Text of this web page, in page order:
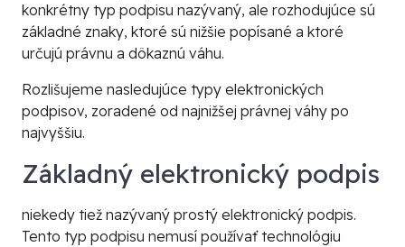
konkrétny typ podpisu nazývaný, ale rozhodujúce sú
základné znaky, ktoré sú nižšie popísané a ktoré
určujú právnu a dôkaznú váhu.
Rozlišujeme nasledujúce typy elektronických
podpisov, zoradené od najnižšej právnej váhy po
najvyššiu.
Základný elektronický podpis
niekedy tiež nazývaný prostý elektronický podpis.
Tento typ podpisu nemusí používať technológiu